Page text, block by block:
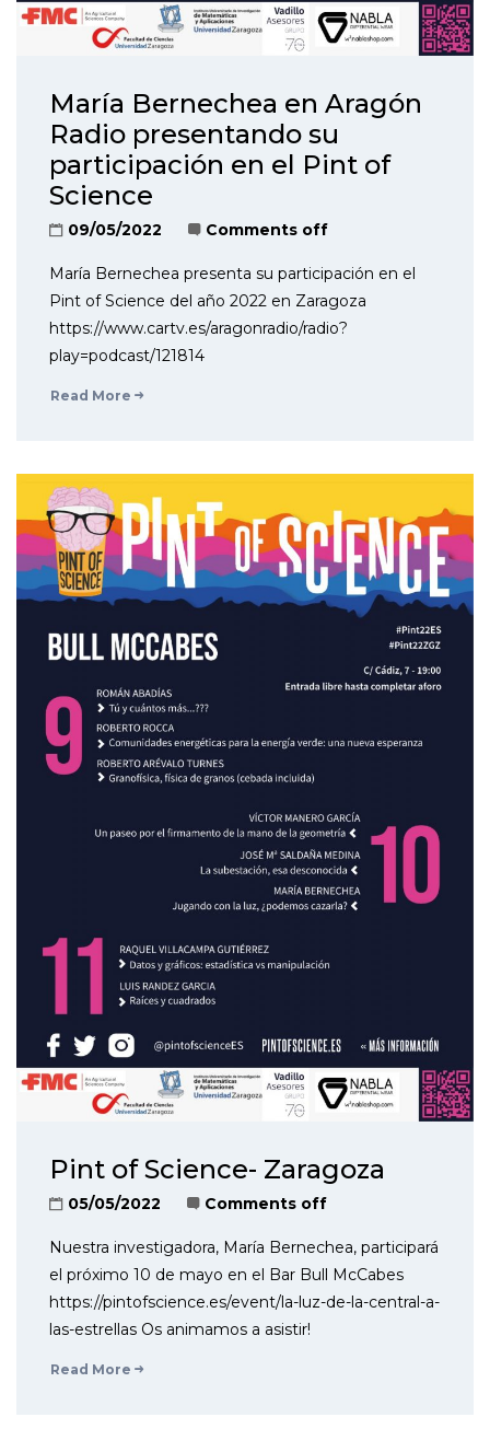
María Bernechea en Aragón
Radio presentando su
participación en el Pint of
Science
09/05/2022 Comments off
María Bernechea presenta su participación en el
Pint of Science del año 2022 en Zaragoza
https://www.cartv.es/aragonradio/radio?
play=podcast/121814
Read More
Pint of Science- Zaragoza
05/05/2022 Comments off
Nuestra investigadora, María Bernechea, participará
el próximo 10 de mayo en el Bar Bull McCabes
https://pintofscience.es/event/la-luz-de-la-central-a-
las-estrellas Os animamos a asistir!
Read More